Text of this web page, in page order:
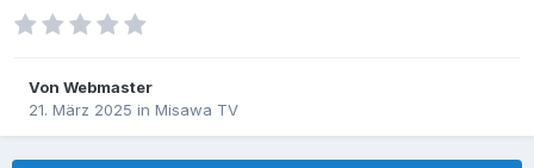
Von Webmaster
21. März 2025 in Misawa TV